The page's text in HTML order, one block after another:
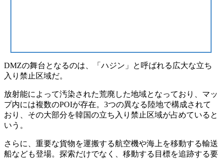
DMZの舞台となるのは、「ハジン」と呼ばれる広大な立ち
入り禁止区域だ。
放射能によって汚染された荒廃した地域となっており、マッ
プ内には複数のPOIが存在。3つの異なる陸地で構成されて
おり、その大部分を韓国の立ち入り禁止区域が占めていると
いう。
さらに、重要な貨物を運搬する航空機や海上を移動する輸送
船なども登場。探索だけでなく、移動する目標を追跡する要